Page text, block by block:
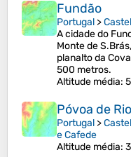
Fundão
Portugal >
A cidade do
Monte de
planalto da
500 metros.
Altitude média:
Póvoa de
Portugal >
e Cafede
Altitude média: